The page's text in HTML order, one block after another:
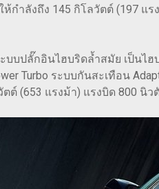
กำลังถึง 145 กิโลวัตต์ (197 แ
บบปลั๊กอินไฮบริดล้ำสมัย เป็น
Turbo ระบบกันสะเทือน
ต์ (653 แรงม้า) แรงบิด 800 นิ